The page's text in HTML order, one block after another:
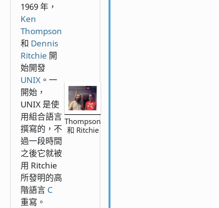
1969 年，
Ken
Thompson
和 Dennis
Ritchie 開
始開發
UNIX 。一
開始，
UNIX 是使
用組合語言
撰寫的，不
過一段時間
之後它就被
用 Ritchie
所發明的高
階語言 C
重寫。
Thompson
和 Ritchie